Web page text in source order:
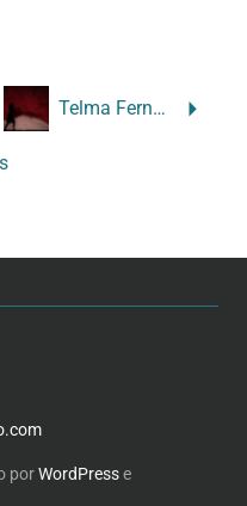
Telma Fernandes
porWordPresse